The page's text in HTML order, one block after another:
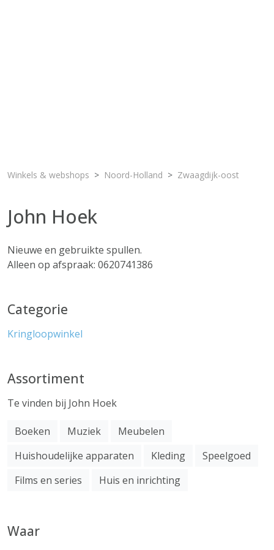
Winkels & webshops Noord-Holland Zwaagdijk-oost
John Hoek
Nieuwe en gebruikte spullen.
Alleen op afspraak: 0620741386
Categorie
Kringloopwinkel
Assortiment
Te vinden bij John Hoek
Boeken Muziek
Meubelen
Huishoudelijke apparaten
Kleding
Speelgoed
Films en series
Huis en inrichting
Waar